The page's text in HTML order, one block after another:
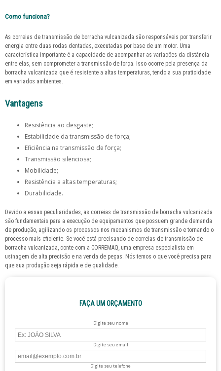
Como funciona?
As correias de transmissão de borracha vulcanizada são responsáveis por transferir
energia entre duas rodas dentadas, executadas por base de um motor. Uma
característica importante é a capacidade de acompanhar as variações da distância
entre elas, sem comprometer a transmissão de força. Isso ocorre pela presença da
borracha vulcanizada que é resistente a altas temperaturas, tendo a sua praticidade
em variados ambientes.
Vantagens
Resistência ao desgaste;
Estabilidade da transmissão de força;
Eficiência na transmissão de força;
Transmissão silenciosa;
Mobilidade;
Resistência a altas temperaturas;
Durabilidade.
Devido a essas peculiaridades, as correias de transmissão de borracha vulcanizada
são fundamentais para a execução de equipamentos que possuem grande demanda
de produção, agilizando os processos nos mecanismos de transmissão e tornando o
processo mais eficiente. Se você está precisando de correias de transmissão de
borracha vulcanizada, conte com a CORREMAQ, uma empresa especialista em
usinagem de alta precisão e na venda de peças. Nós temos o que você precisa para
que sua produção seja rápida e de qualidade.
FAÇA UM ORÇAMENTO
Digite seu nome
Digite seu email
Digite seu telefone